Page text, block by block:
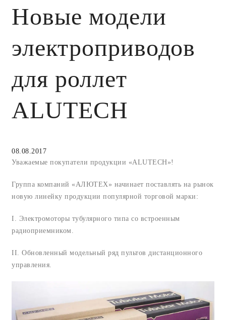
Новые модели
электроприводов
для роллет
ALUTECH
08.08.2017
Уважаемые покупатели продукции «ALUTECH»!
Группа компаний «АЛЮТЕХ» начинает поставлять на рынок
новую линейку продукции популярной торговой марки:
I. Электромоторы тубулярного типа со встроенным
радиоприемником.
II. Обновленный модельный ряд пультов дистанционного
управления.